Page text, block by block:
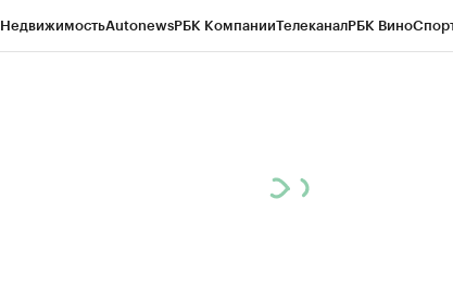
НедвижимостьAutonewsРБК КомпанииТелеканалРБК Вино